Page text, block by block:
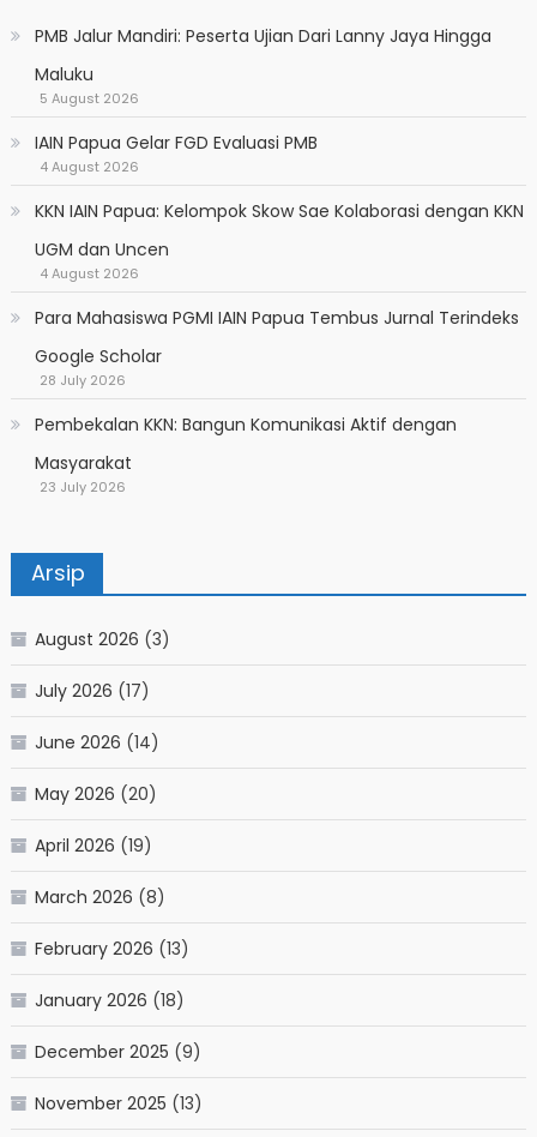
PMB Jalur Mandiri: Peserta Ujian Dari Lanny Jaya Hingga
Maluku
5 August 2026
IAIN Papua Gelar FGD Evaluasi PMB
4 August 2026
KKN IAIN Papua: Kelompok Skow Sae Kolaborasi dengan KKN
UGM dan Uncen
4 August 2026
Para Mahasiswa PGMI IAIN Papua Tembus Jurnal Terindeks
Google Scholar
28 July 2026
Pembekalan KKN: Bangun Komunikasi Aktif dengan
Masyarakat
23 July 2026
Arsip
August 2026 (3)
July 2026 (17)
June 2026 (14)
May 2026 (20)
April 2026 (19)
March 2026 (8)
February 2026 (13)
January 2026 (18)
December 2025 (9)
November 2025 (13)